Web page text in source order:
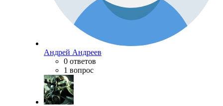
Андрей Андреев
0 ответов
1 вопрос